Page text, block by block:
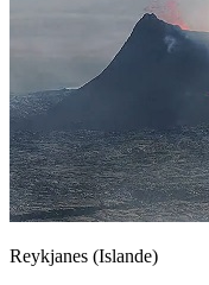
Reykjanes (Islande)